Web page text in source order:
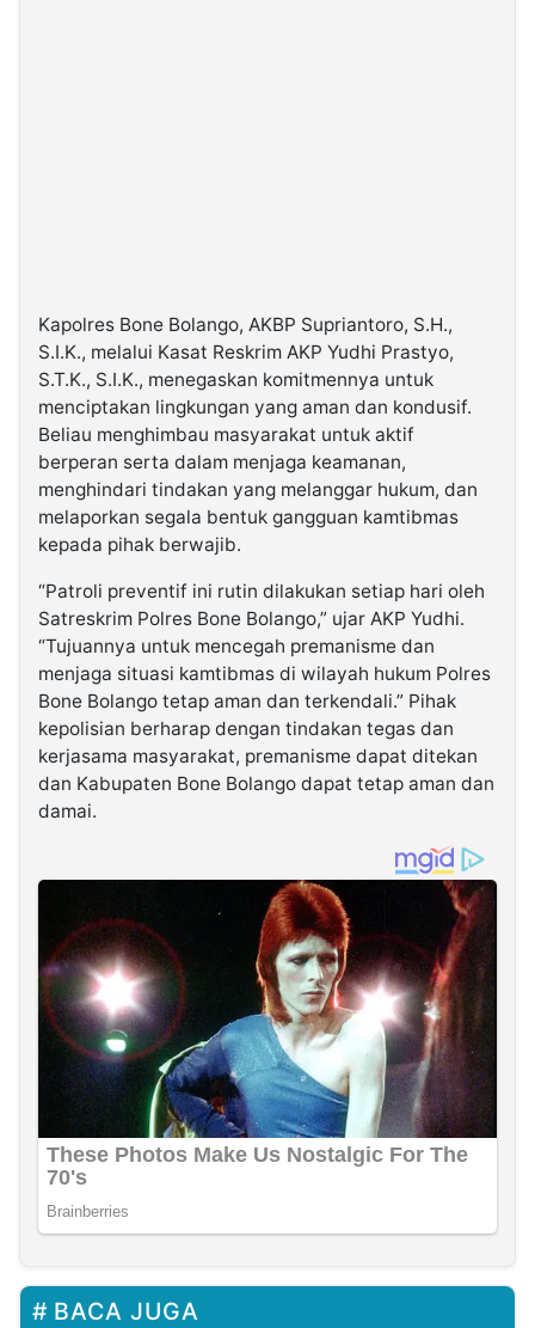
Kapolres Bone Bolango, AKBP Supriantoro, S.H.,
S.I.K., melalui Kasat Reskrim AKP Yudhi Prastyo,
S.T.K., S.I.K., menegaskan komitmennya untuk
menciptakan lingkungan yang aman dan kondusif.
Beliau menghimbau masyarakat untuk aktif
berperan serta dalam menjaga keamanan,
menghindari tindakan yang melanggar hukum, dan
melaporkan segala bentuk gangguan kamtibmas
kepada pihak berwajib.
“Patroli preventif ini rutin dilakukan setiap hari oleh
Satreskrim Polres Bone Bolango,” ujar AKP Yudhi.
“Tujuannya untuk mencegah premanisme dan
menjaga situasi kamtibmas di wilayah hukum Polres
Bone Bolango tetap aman dan terkendali.” Pihak
kepolisian berharap dengan tindakan tegas dan
kerjasama masyarakat, premanisme dapat ditekan
dan Kabupaten Bone Bolango dapat tetap aman dan
damai.
BACA JUGA